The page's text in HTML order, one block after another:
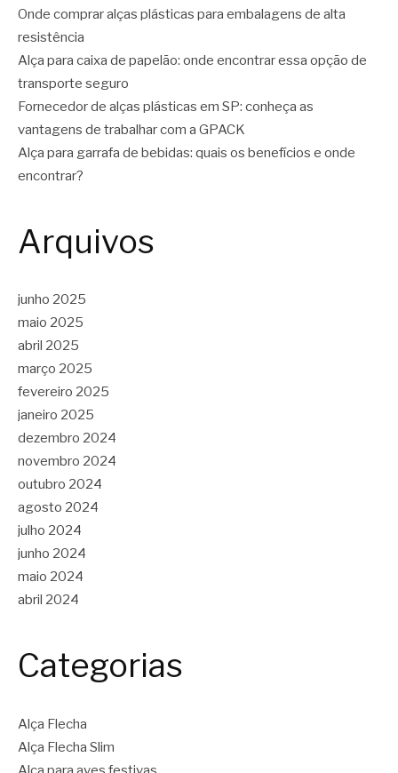
Onde comprar alças plásticas para embalagens de alta
resistência
Alça para caixa de papelão: onde encontrar essa opção de
transporte seguro
Fornecedor de alças plásticas em SP: conheça as
vantagens de trabalhar com a GPACK
Alça para garrafa de bebidas: quais os benefícios e onde
encontrar?
Arquivos
junho 2025
maio 2025
abril 2025
março 2025
fevereiro 2025
janeiro 2025
dezembro 2024
novembro 2024
outubro 2024
agosto 2024
julho 2024
junho 2024
maio 2024
abril 2024
Categorias
Alça Flecha
Alça Flecha Slim